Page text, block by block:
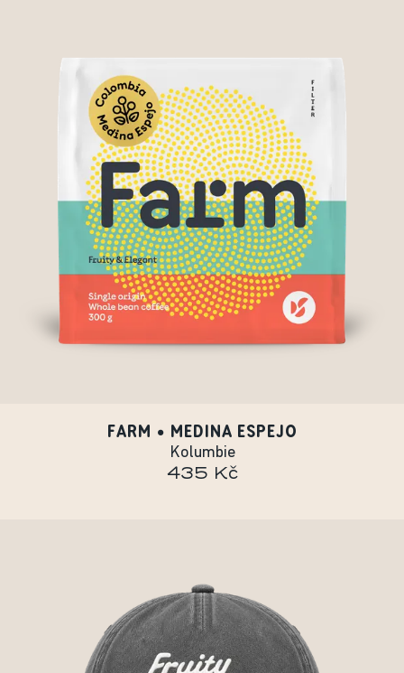
FARM • MEDINA ESPEJO
Kolumbie
435 Kč